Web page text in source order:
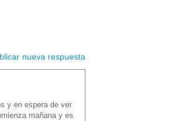
nueva respuesta
y en espera de ver
mañana y es